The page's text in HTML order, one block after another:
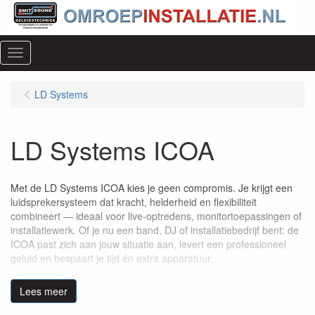
Menu
LD Systems
LD Systems ICOA
Met de LD Systems ICOA kies je geen compromis. Je krijgt een
luidsprekersysteem dat kracht, helderheid en flexibiliteit
combineert — ideaal voor live-optredens, monitortoepassingen of
installatiewerk. Of je nu een band, DJ of installatiebedrijf bent: de
ICOA past zich aan jouw situatie aan, levert een professioneel
geluid en bespaart je tijd én extra apparatuur.
Voor wie is de ICOA perfect?
Mobiele DJ’s die licht willen reizen maar toch stevige
Lees meer